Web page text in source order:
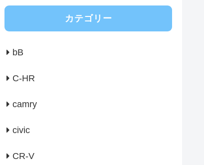
カテゴリー
bB
C-HR
camry
civic
CR-V